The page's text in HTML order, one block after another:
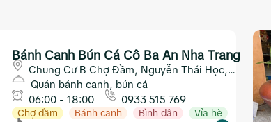
Bánh Canh Bún Cá Cô Ba An Nha Trang
Chung Cư B Chợ Đầm, Nguyễn Thái Học,
Nha Trang, Khánh Hòa
Quán bánh canh, bún cá
06:00 - 18:00
0933 515 769
Chợ đầm Bánh canh Bình dân
Vỉa hè